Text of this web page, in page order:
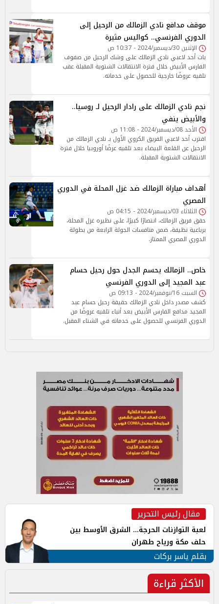
موقف مدافع نادي الزمالك من الرحيل إلى
الدوري الفرنسي.. كواليس مثيرة
الإثنين 30/ديسمبر/2024 - 10:37 ص
بات أحد لاعبي نادي الزمالك على وشك الرحيل من صفوف
الفارس الأبيض خلال فترة الانتقالات الشتوية المقبلة عقب
تلقيه عروضًا خارجية للحصول على خدماته.
نجم نادي الزمالك على رادار الرحيل لـ روسيا..
والأبيض ينفي
الأحد 08/ديسمبر/2024 - 11:08 ص
اقترب أحد لاعبي الفريق الكروي الأول بـ نادي الزمالك من
الرحيل عن القلعة البيضاء بعد تلقيه عرضًا أوروبيا خلال فترة
الانتقالات الشتوية المقبلة.
أهداف مباراة الزمالك ضد غزل المحلة في الدوري
المصري
الثلاثاء 03/ديسمبر/2024 - 04:15 ص
حقق فريق الزمالك، انتصارًا كبيرًا، على نظيره غزل المحلة،
برباعية نظيفة، ضمن منافسات الجولة الرابعة من بطولة
الدوري المصري الممتاز.
خاص.. الزمالك يحسم الجدل حول رحيل حسام
عبد المجيد إلى الدوري الفرنسي
السبت 16/نوفمبر/2024 - 09:13 ص
كشف مصدر داخل نادي الزمالك حقيقة رحيل حسام عبد
المجيد مدافع الفارس الأبيض بعد أنباء تلقيه عروضًا من
الدوري الفرنسي للحصول على خدماته في الشتاء المقبل.
مقال رئيس التحرير
لعبة التوازنات الحرجة... الشرق الأوسط بين
حلف مكة ورياح طهران
بقلم ياسر بركات
الأكثر قراءة